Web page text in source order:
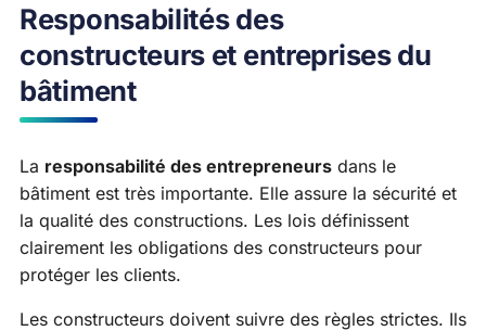
Responsabilités des
constructeurs et entreprises du
bâtiment
La responsabilité des entrepreneurs dans le
bâtiment est très importante. Elle assure la sécurité et
la qualité des constructions. Les lois définissent
clairement les obligations des constructeurs pour
protéger les clients.
Les constructeurs doivent suivre des règles strictes. Ils